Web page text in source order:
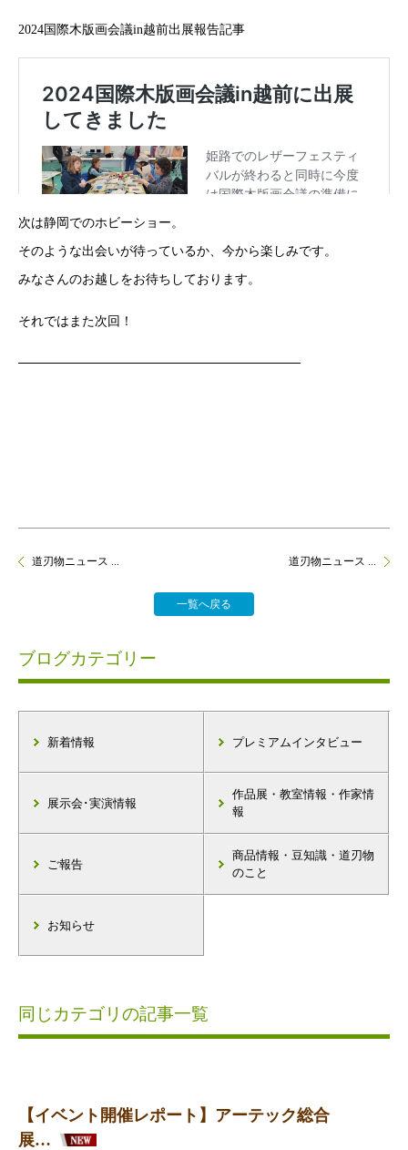
2024国際木版画会議in越前出展報告記事
次は静岡でのホビーショー。
そのような出会いが待っているか、今から楽しみです。
みなさんのお越しをお待ちしております。
それではまた次回！
───────────────────────────────
道刃物ニュース ...
一覧へ戻る
道刃物ニュース ...
ブログカテゴリー
新着情報 プレミアムインタビュー
展示会･実演情報
作品展・教室情報・作家情
報
ご報告
商品情報・豆知識・道刃物
のこと
お知らせ
同じカテゴリの記事一覧
【イベント開催レポート】アーテック総合
展…